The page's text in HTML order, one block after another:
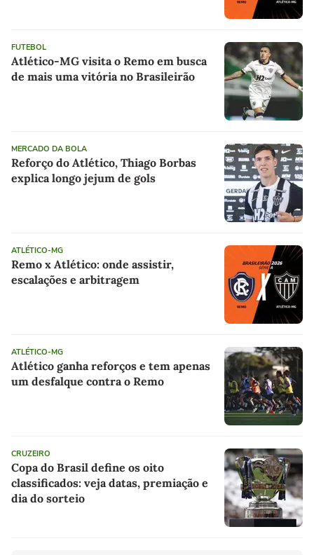
FUTEBOL
Atlético-MG visita o Remo em busca
de mais uma vitória no Brasileirão
MERCADO DA BOLA
Reforço do Atlético, Thiago Borbas
explica longo jejum de gols
ATLÉTICO-MG
Remo x Atlético: onde assistir,
escalações e arbitragem
ATLÉTICO-MG
Atlético ganha reforços e tem apenas
um desfalque contra o Remo
CRUZEIRO
Copa do Brasil define os oito
classificados: veja datas, premiação e
dia do sorteio